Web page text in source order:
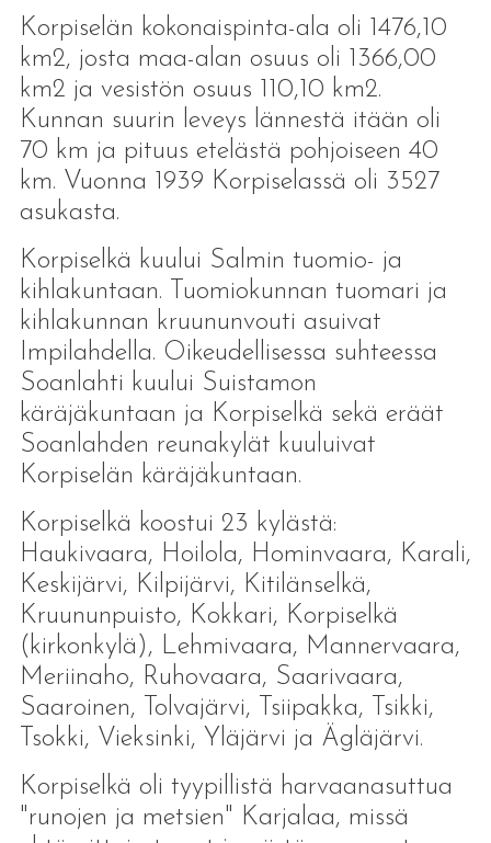
Korpiselän kokonaispinta-ala oli 1476,10
km2, josta maa-alan osuus oli 1366,00
km2 ja vesistön osuus 110,10 km2.
Kunnan suurin leveys lännestä itään oli
70 km ja pituus etelästä pohjoiseen 40
km. Vuonna 1939 Korpiselassä oli 3527
asukasta.
Korpiselkä kuului Salmin tuomio- ja
kihlakuntaan. Tuomiokunnan tuomari ja
kihlakunnan kruununvouti asuivat
Impilahdella. Oikeudellisessa suhteessa
Soanlahti kuului Suistamon
käräjäkuntaan ja Korpiselkä sekä eräät
Soanlahden reunakylät kuuluivat
Korpiselän käräjäkuntaan.
Korpiselkä koostui 23 kylästä:
Haukivaara, Hoilola, Hominvaara, Karali,
Keskijärvi, Kilpijärvi, Kitilänselkä,
Kruununpuisto, Kokkari, Korpiselkä
(kirkonkylä), Lehmivaara, Mannervaara,
Meriinaho, Ruhovaara, Saarivaara,
Saaroinen, Tolvajärvi, Tsiipakka, Tsikki,
Tsokki, Vieksinki, Yläjärvi ja Ägläjärvi.
Korpiselkä oli tyypillistä harvaanasuttua
"runojen ja metsien" Karjalaa, missä